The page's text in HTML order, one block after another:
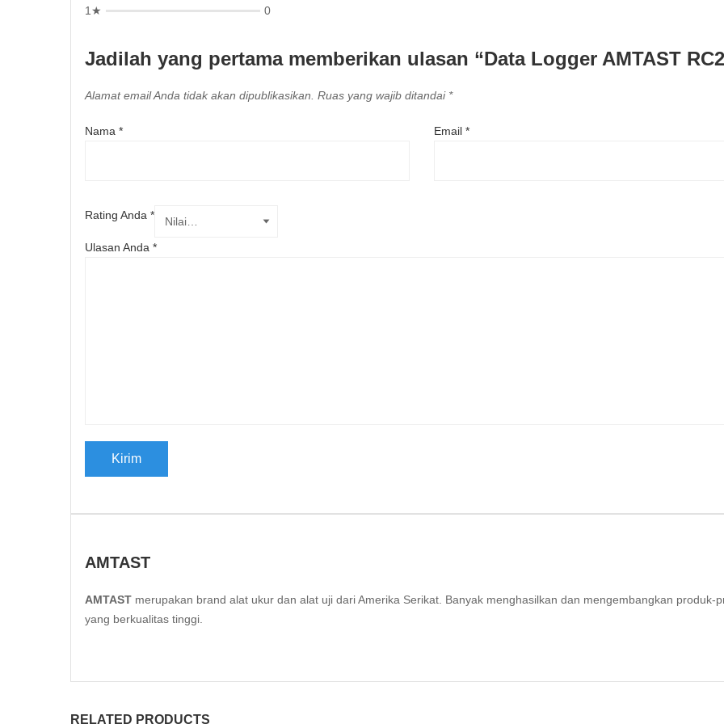
1★ 0
Jadilah yang pertama memberikan ulasan “Data Logger AMTAST
Alamat email Anda tidak akan dipublikasikan. Ruas yang wajib ditandai *
Nama * Email *
Rating Anda *
Ulasan Anda *
AMTAST
AMTAST merupakan brand alat ukur dan alat uji dari Amerika Serikat. Banyak menghasilkan dan mengembangkan produk-
yang berkualitas tinggi.
RELATED PRODUCTS